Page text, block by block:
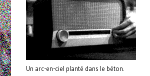
Un arc-en-ciel planté dans le béton.